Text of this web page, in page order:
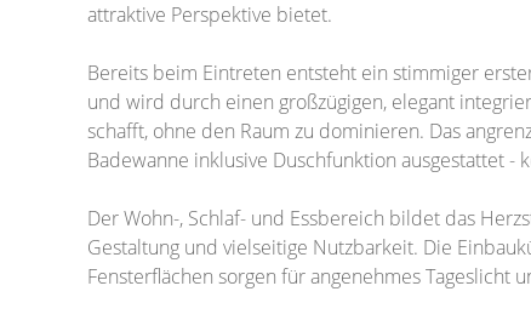
attraktive Perspektive bietet.
Bereits beim Eintreten entsteht ein stimmiger
und wird durch einen großzügigen, elegant
schafft, ohne den Raum zu dominieren. Das
Badewanne inklusive Duschfunktion ausgestattet -
Der Wohn-, Schlaf- und Essbereich bildet das
Gestaltung und vielseitige Nutzbarkeit. Die
Fensterflächen sorgen für angenehmes